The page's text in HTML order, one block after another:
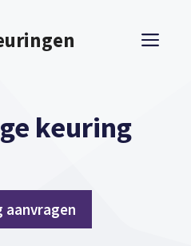
keuring
aanvragen